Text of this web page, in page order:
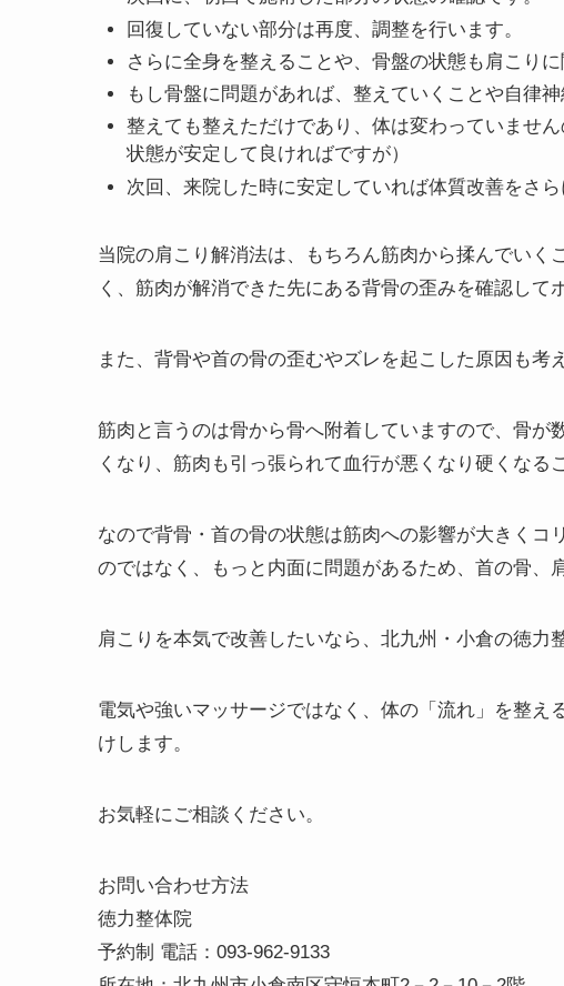
肩こり解消の流れ
まずは筋肉のコリから検査で確認して、筋肉をほぐ
筋肉が解消できたら、首の骨、胸の骨である背骨
次回に、初回で施術した部分の状態の確認です。
回復していない部分は再度、調整を行います。
整えても整えただけであり、体は変わっていませ
次回、来院した時に安定していれば体質改善をさ
く、筋肉が解消できた先にある背骨の歪みを確認し
くなり、筋肉も引っ張られて血行が悪くなり硬くなる
のではなく、もっと内面に問題があるため、首の骨、
肩こりを本気で改善したいなら、北九州・小倉の徳力
電気や強いマッサージではなく、体の「流れ」を整え